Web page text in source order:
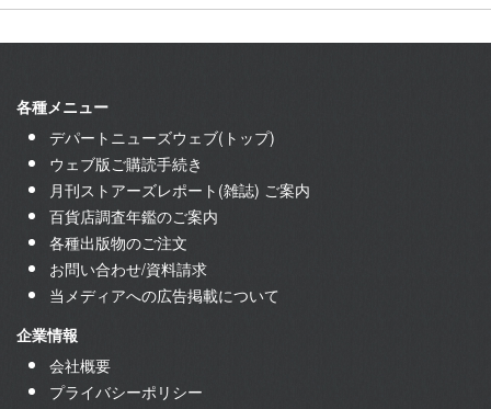
各種メニュー
デパートニューズウェブ(トップ)
ウェブ版ご購読手続き
月刊ストアーズレポート(雑誌) ご案内
百貨店調査年鑑のご案内
各種出版物のご注文
お問い合わせ/資料請求
当メディアへの広告掲載について
企業情報
会社概要
プライバシーポリシー